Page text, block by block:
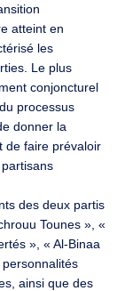
atteint en
les
Le plus
conjoncturel
processus
donner la
de faire prévaloir
des deux partis
Tounes », «
», « Al-Binaa
ainsi que des